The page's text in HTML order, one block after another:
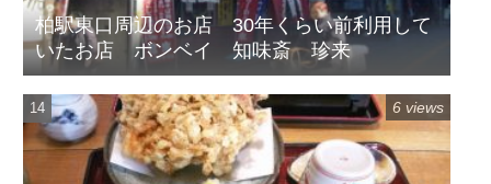
柏駅東口周辺のお店 30年くらい前利用して
いたお店 ボンベイ 知味斎 珍来
6 views